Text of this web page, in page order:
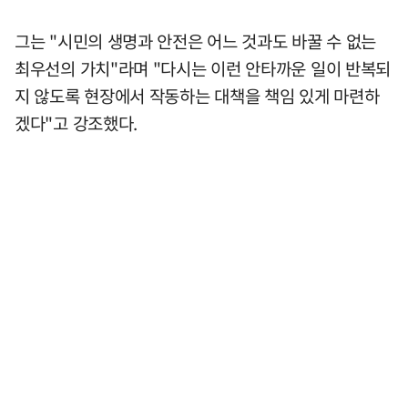
그는 "시민의 생명과 안전은 어느 것과도 바꿀 수 없는
최우선의 가치"라며 "다시는 이런 안타까운 일이 반복되
지 않도록 현장에서 작동하는 대책을 책임 있게 마련하
겠다"고 강조했다.